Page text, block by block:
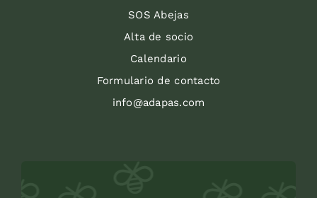
SOS Abejas
Alta de socio
Calendario
Formulario de contacto
info@adapas.com